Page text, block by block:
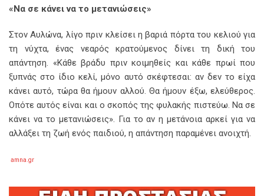
«Να σε κάνει να το μετανιώσεις»
Στον Αυλώνα, λίγο πριν κλείσει η βαριά πόρτα του κελιού για
τη νύχτα, ένας νεαρός κρατούμενος δίνει τη δική του
απάντηση. «Κάθε βράδυ πριν κοιμηθείς και κάθε πρωί που
ξυπνάς στο ίδιο κελί, μόνο αυτό σκέφτεσαι: αν δεν το είχα
κάνει αυτό, τώρα θα ήμουν αλλού. Θα ήμουν έξω, ελεύθερος.
Οπότε αυτός είναι και ο σκοπός της φυλακής πιστεύω. Να σε
κάνει να το μετανιώσεις». Για το αν η μετάνοια αρκεί για να
αλλάξει τη ζωή ενός παιδιού, η απάντηση παραμένει ανοιχτή.
amna.gr